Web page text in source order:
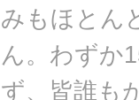
みもほとん
ん。わずか
ず、皆誰も